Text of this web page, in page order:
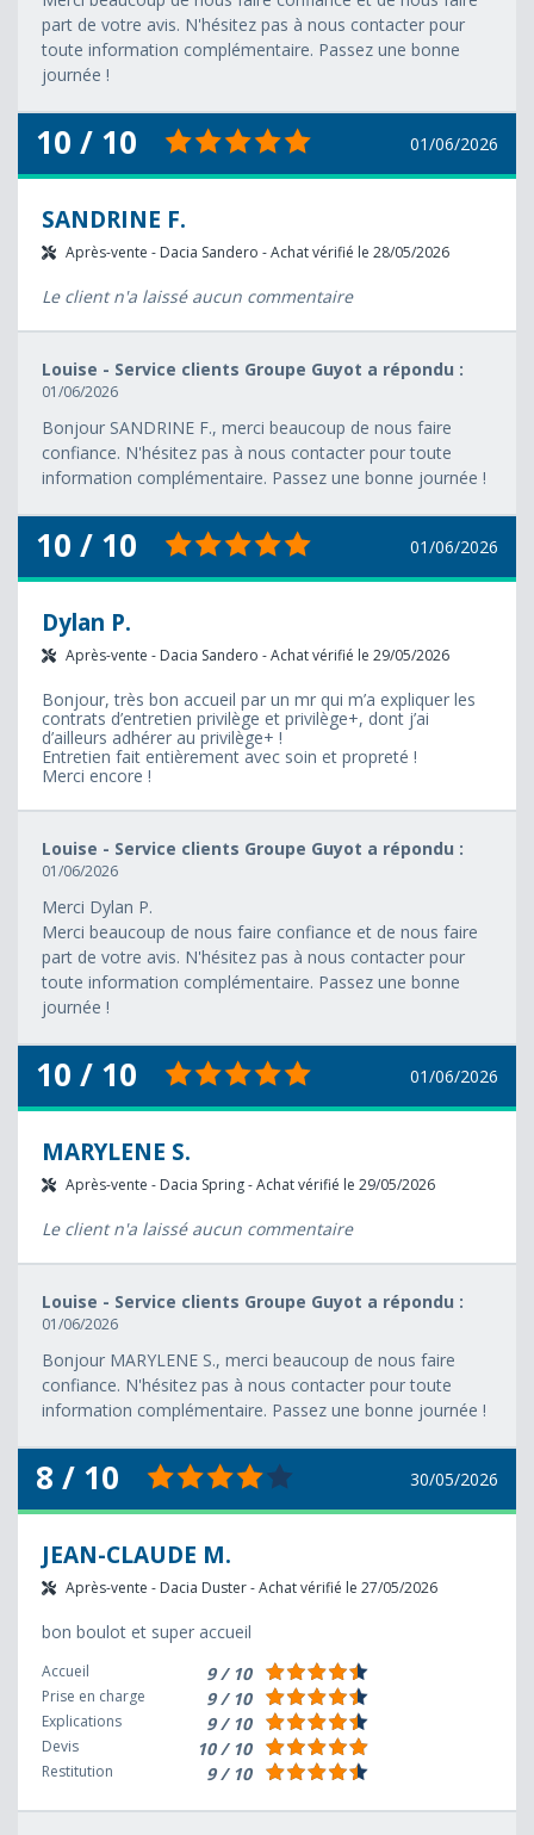
part de votre avis. N'hésitez pas à nous contacter pour
toute information complémentaire. Passez une bonne
journée !
10 / 10 01/06/2026
SANDRINE F.
Après-vente - Dacia Sandero - Achat vérifié le 28/05/2026
Le client n'a laissé aucun commentaire
Louise - Service clients Groupe Guyot a répondu :
01/06/2026
Bonjour SANDRINE F., merci beaucoup de nous faire
confiance. N'hésitez pas à nous contacter pour toute
information complémentaire. Passez une bonne journée !
10 / 10 01/06/2026
Dylan P.
Après-vente - Dacia Sandero - Achat vérifié le 29/05/2026
Bonjour, très bon accueil par un mr qui m’a expliquer les
contrats d’entretien privilège et privilège+, dont j’ai
d’ailleurs adhérer au privilège+ !
Entretien fait entièrement avec soin et propreté !
Merci encore !
Louise - Service clients Groupe Guyot a répondu :
01/06/2026
Merci Dylan P.
Merci beaucoup de nous faire confiance et de nous faire
part de votre avis. N'hésitez pas à nous contacter pour
toute information complémentaire. Passez une bonne
journée !
10 / 10 01/06/2026
MARYLENE S.
Après-vente - Dacia Spring - Achat vérifié le 29/05/2026
Le client n'a laissé aucun commentaire
Louise - Service clients Groupe Guyot a répondu :
01/06/2026
Bonjour MARYLENE S., merci beaucoup de nous faire
confiance. N'hésitez pas à nous contacter pour toute
information complémentaire. Passez une bonne journée !
8 / 10 30/05/2026
JEAN-CLAUDE M.
Après-vente - Dacia Duster - Achat vérifié le 27/05/2026
bon boulot et super accueil
Accueil 9 / 10
Prise en charge 9 / 10
Explications 9 / 10
Devis 10 / 10
Restitution 9 / 10